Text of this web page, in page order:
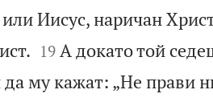
Иисус, наричан

19 А докато той
му кажат: „Не прави